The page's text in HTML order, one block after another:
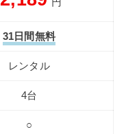
31日間無料
レンタル
4台
○